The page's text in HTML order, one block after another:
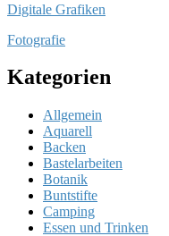
Digitale Grafiken
Fotografie
Kategorien
Allgemein
Aquarell
Backen
Bastelarbeiten
Botanik
Buntstifte
Camping
Essen und Trinken